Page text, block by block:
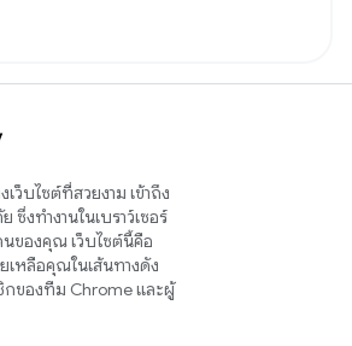
เว็บไซต์ที่สวยงาม เข้าถึง
ซึ่งทำงานในเบราว์เซอร์
ของคุณ เว็บไซต์นี้คือ
เหลือคุณในเส้นทางดัง
กของทีม Chrome และผู้